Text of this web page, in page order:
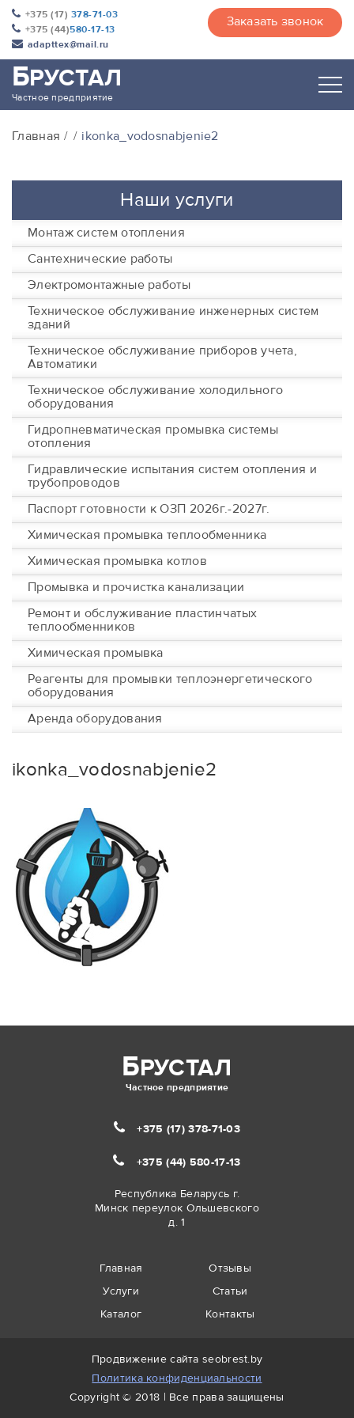
+375 (17) 378-71-03
+375 (44)580-17-13
adapttex@mail.ru
Заказать звонок
БРУСТАЛ
Частное предприятие
Главная ikonka_vodosnabjenie2
Наши услуги
Монтаж систем отопления
Сантехнические работы
Электромонтажные работы
Техническое обслуживание инженерных систем
зданий
Техническое обслуживание приборов учета,
Автоматики
Техническое обслуживание холодильного
оборудования
Гидропневматическая промывка системы
отопления
Гидравлические испытания систем отопления и
трубопроводов
Паспорт готовности к ОЗП 2026г.-2027г.
Химическая промывка теплообменника
Химическая промывка котлов
Промывка и прочистка канализации
Ремонт и обслуживание пластинчатых
теплообменников
Химическая промывка
Реагенты для промывки теплоэнергетического
оборудования
Аренда оборудования
ikonka_vodosnabjenie2
БРУСТАЛ
Частное предприятие
+375 (17) 378-71-03
+375 (44) 580-17-13
Республика Беларусь г.
Минск переулок Ольшевского
д. 1
Главная
Услуги
Каталог
Отзывы
Статьи
Контакты
Продвижение сайта seobrest.by
Политика конфиденциальности
Copyright © 2018 | Все права защищены